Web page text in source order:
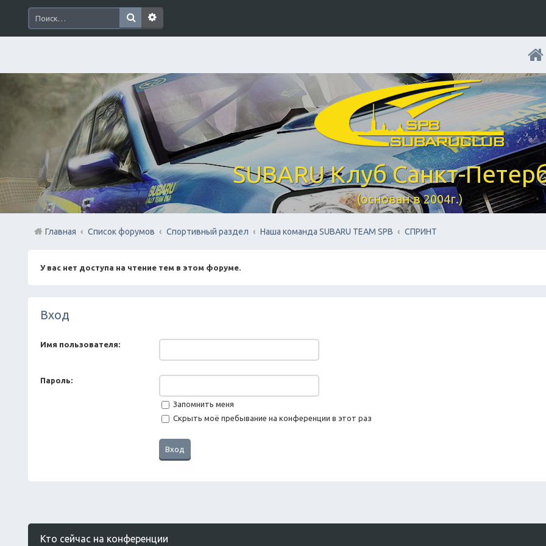
SUBARU Клуб Санкт-
(основан в 2004г.)
Главная Список форумов Спортивный раздел Наша команда SUBARU TEAM SPB СПРИНТ
У вас нет доступа на чтение тем в этом форуме.
Вход
Имя пользователя:
Пароль:
Запомнить меня
Скрыть моё пребывание на конференции в этот раз
Кто сейчас на конференции